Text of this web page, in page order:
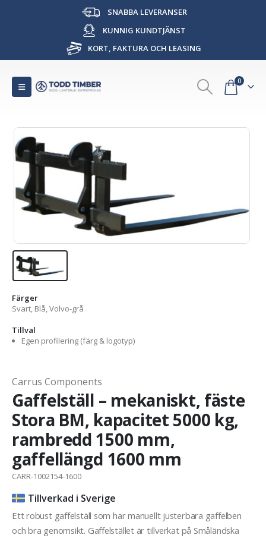
SNABBA LEVERANSER
KUNNIG KUNDTJÄNST
KORT, FAKTURA OCH LEASING
0
Färger
Svart, Blå, Volvo-grå
Tillval
Egen profilering (färg & logotyp)
Carrus Components
Gaffelställ – mekaniskt, fäste
Stora BM, kapacitet 5000 kg,
rambredd 1500 mm,
gaffellängd 1600 mm
CARR-1002154-1600
Tillverkad i Sverige
Ett robust gaffelställ som har manuellt justerbara gaffelben
och bra genomsikt. Gaffelstället är tillverkat på Småländska